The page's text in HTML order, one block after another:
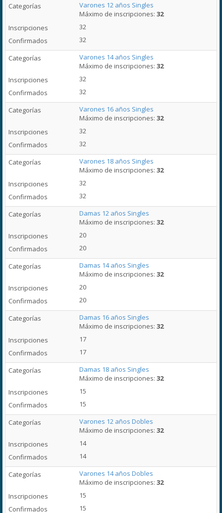
Varones 12 años Singles
Máximo de inscripciones:32
32
32
Varones 14 años Singles
Máximo de inscripciones:32
32
32
Varones 16 años Singles
Máximo de inscripciones:32
32
32
Varones 18 años Singles
Máximo de inscripciones:32
32
32
Damas 12 años Singles
Máximo de inscripciones:32
20
20
Damas 14 años Singles
Máximo de inscripciones:32
20
20
Damas 16 años Singles
Máximo de inscripciones:32
17
17
Damas 18 años Singles
Máximo de inscripciones:32
15
15
Varones 12 años Dobles
Máximo de inscripciones:32
14
14
Varones 14 años Dobles
Máximo de inscripciones:32
15
15